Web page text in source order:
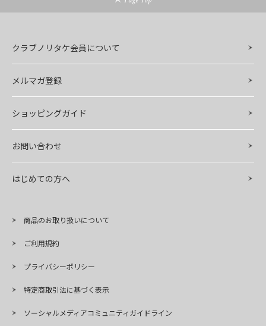
クラブノリタケ会員について
メルマガ登録
ショッピングガイド
お問い合わせ
はじめての方へ
商品のお取り扱いについて
ご利用規約
プライバシーポリシー
特定商取引法に基づく表示
ソーシャルメディアコミュニティガイドライン